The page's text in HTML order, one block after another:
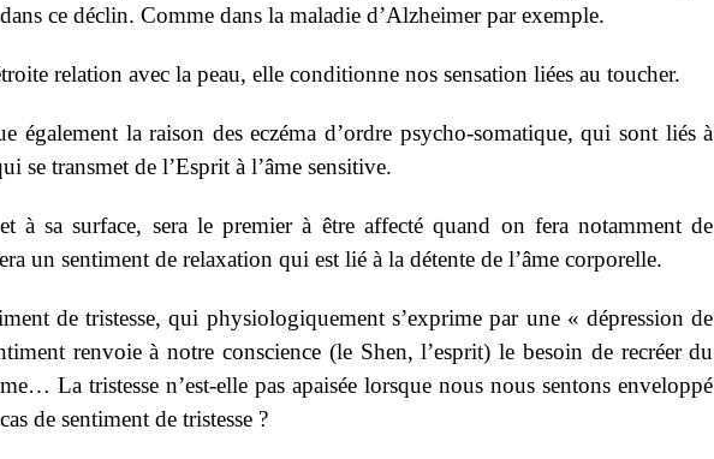
ce déclin. Comme dans la maladie d’Alzheimer par exemple.
relation avec la peau, elle conditionne nos sensation liées au toucher.
également la raison des eczéma d’ordre psycho-somatique, qui sont liés à
se transmet de l’Esprit à l’âme sensitive.
à sa surface, sera le premier à être affecté quand on fera notamment de
un sentiment de relaxation qui est lié à la détente de l’âme corporelle.
de tristesse, qui physiologiquement s’exprime par une « dépression de
renvoie à notre conscience (le Shen, l’esprit) le besoin de recréer du
La tristesse n’est-elle pas apaisée lorsque nous nous sentons enveloppé
de sentiment de tristesse ?